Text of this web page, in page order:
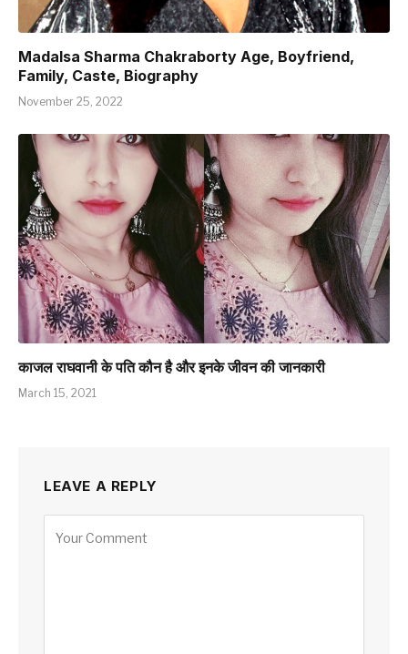
Madalsa Sharma Chakraborty Age, Boyfriend,
Family, Caste, Biography
November 25, 2022
काजल राघवानी के पति कौन है और इनके जीवन की जानकारी
March 15, 2021
LEAVE A REPLY